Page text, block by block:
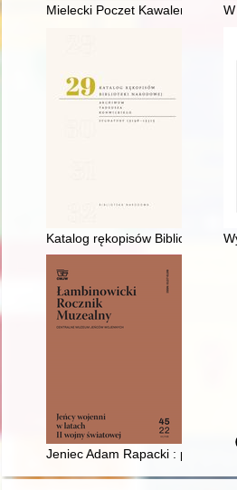
Mielecki Poczet Kawalerów
Katalog rękopisów Biblioteki
Jeniec Adam Rapacki : pobyt w